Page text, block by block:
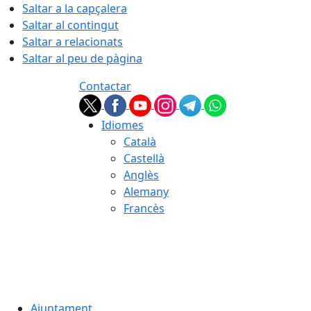
Saltar a la capçalera
Saltar al contingut
Saltar a relacionats
Saltar al peu de pàgina
Contactar
Idiomes
Català
Castellà
Anglès
Alemany
Francès